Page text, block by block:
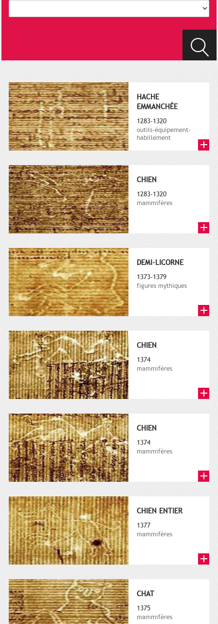
HACHE
EMMANCHÉE
1283-1320
outils-équipement-
habillement
CHIEN
1283-1320
mammifères
DEMI-LICORNE
1373-1379
figures mythiques
CHIEN
1374
mammifères
CHIEN
1374
mammifères
CHIEN ENTIER
1377
mammifères
CHAT
1375
mammifères